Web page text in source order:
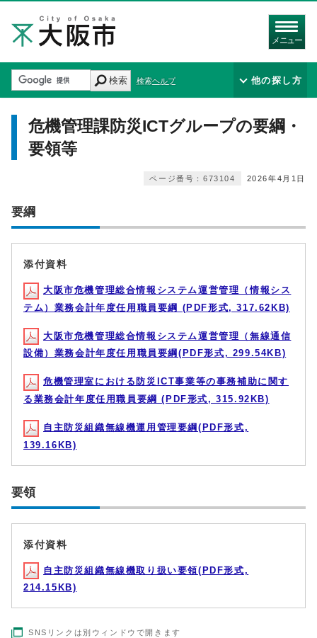
メニュー
検索 検索ヘルプ 他の探し方
危機管理課防災ICTグループの要綱・
要領等
2026年4月1日
ページ番号：673104
要綱
添付資料
大阪市危機管理総合情報システム運営管理（情報シス
テム）業務会計年度任用職員要綱 (PDF形式, 317.62KB)
大阪市危機管理総合情報システム運営管理（無線通信
設備）業務会計年度任用職員要綱(PDF形式, 299.54KB)
危機管理室における防災ICT事業等の事務補助に関す
る業務会計年度任用職員要綱 (PDF形式, 315.92KB)
自主防災組織無線機運用管理要綱(PDF形式,
139.16KB)
要領
添付資料
自主防災組織無線機取り扱い要領(PDF形式,
214.15KB)
SNSリンクは別ウィンドウで開きます